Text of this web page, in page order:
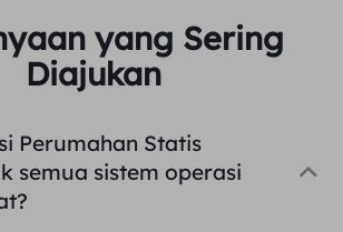
yang Sering
Diajukan
Perumahan Statis
semua sistem operasi